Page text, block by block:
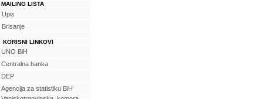
MAILING LISTA
Upis
Brisanje
KORISNI LINKOVI
UNO BiH
Centralna banka
DEP
Agencija za statistiku BiH